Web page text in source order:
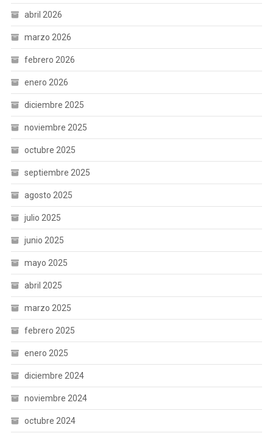
abril 2026
marzo 2026
febrero 2026
enero 2026
diciembre 2025
noviembre 2025
octubre 2025
septiembre 2025
agosto 2025
julio 2025
junio 2025
mayo 2025
abril 2025
marzo 2025
febrero 2025
enero 2025
diciembre 2024
noviembre 2024
octubre 2024